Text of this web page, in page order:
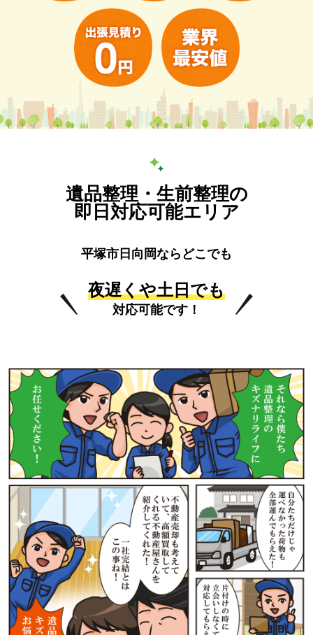
遺品整理・生前整理の
即日対応可能エリア
平塚市日向岡ならどこでも
夜遅くや土日でも
対応可能です！